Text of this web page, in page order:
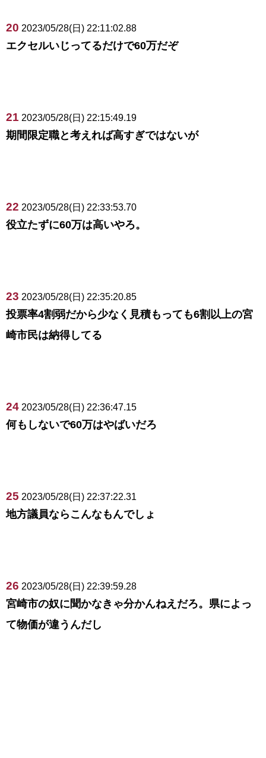
20 2023/05/28(日) 22:11:02.88
エクセルいじってるだけで60万だぞ
21 2023/05/28(日) 22:15:49.19
期間限定職と考えれば高すぎではないが
22 2023/05/28(日) 22:33:53.70
役立たずに60万は高いやろ。
23 2023/05/28(日) 22:35:20.85
投票率4割弱だから少なく見積もっても6割以上の宮
崎市民は納得してる
24 2023/05/28(日) 22:36:47.15
何もしないで60万はやばいだろ
25 2023/05/28(日) 22:37:22.31
地方議員ならこんなもんでしょ
26 2023/05/28(日) 22:39:59.28
宮崎市の奴に聞かなきゃ分かんねえだろ。県によっ
て物価が違うんだし